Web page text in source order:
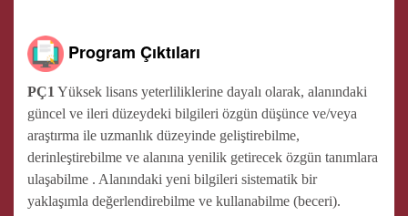
Program Çıktıları
PÇ1 Yüksek lisans yeterliliklerine dayalı olarak, alanındaki
güncel ve ileri düzeydeki bilgileri özgün düşünce ve/veya
araştırma ile uzmanlık düzeyinde geliştirebilme,
derinleştirebilme ve alanına yenilik getirecek özgün tanımlara
ulaşabilme . Alanındaki yeni bilgileri sistematik bir
yaklaşımla değerlendirebilme ve kullanabilme (beceri).